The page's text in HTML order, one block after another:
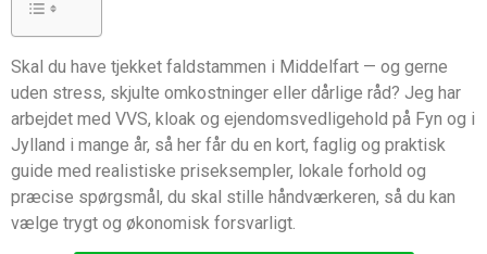
Skal du have tjekket faldstammen i Middelfart — og gerne
uden stress, skjulte omkostninger eller dårlige råd? Jeg har
arbejdet med VVS, kloak og ejendomsvedligehold på Fyn og i
Jylland i mange år, så her får du en kort, faglig og praktisk
guide med realistiske priseksempler, lokale forhold og
præcise spørgsmål, du skal stille håndværkeren, så du kan
vælge trygt og økonomisk forsvarligt.